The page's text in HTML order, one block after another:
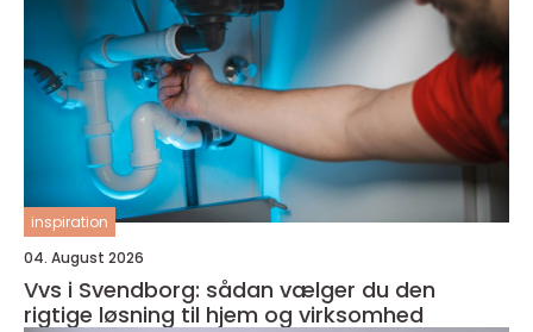
inspiration
04. August 2026
Vvs i Svendborg: sådan vælger du den
rigtige løsning til hjem og virksomhed